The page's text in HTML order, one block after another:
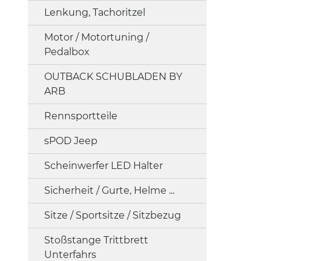
Lenkung, Tachoritzel
Motor / Motortuning /
Pedalbox
OUTBACK SCHUBLADEN BY
ARB
Rennsportteile
sPOD Jeep
Scheinwerfer LED Halter
Sicherheit / Gurte, Helme ...
Sitze / Sportsitze / Sitzbezug
Stoßstange Trittbrett
Unterfahrs